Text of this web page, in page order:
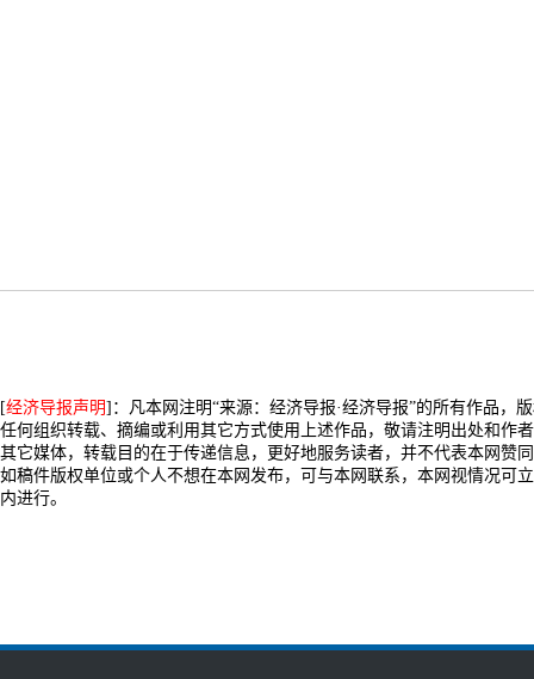
[经济导报声明]：凡本网注明“来源：经济导报·经济导报”的所有作品，
任何组织转载、摘编或利用其它方式使用上述作品，敬请注明出处和作
其它媒体，转载目的在于传递信息，更好地服务读者，并不代表本网赞
如稿件版权单位或个人不想在本网发布，可与本网联系，本网视情况可
内进行。